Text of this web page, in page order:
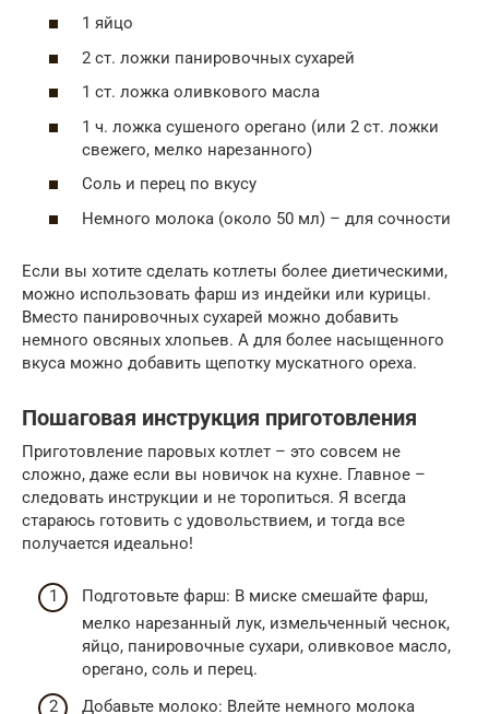
1 яйцо
2 ст. ложки панировочных сухарей
1 ст. ложка оливкового масла
1 ч. ложка сушеного орегано (или 2 ст. ложки
свежего, мелко нарезанного)
Соль и перец по вкусу
Немного молока (около 50 мл) – для сочности
Если вы хотите сделать котлеты более диетическими,
можно использовать фарш из индейки или курицы.
Вместо панировочных сухарей можно добавить
немного овсяных хлопьев. А для более насыщенного
вкуса можно добавить щепотку мускатного ореха.
Пошаговая инструкция приготовления
Приготовление паровых котлет – это совсем не
сложно, даже если вы новичок на кухне. Главное –
следовать инструкции и не торопиться. Я всегда
стараюсь готовить с удовольствием, и тогда все
получается идеально!
Подготовьте фарш: В миске смешайте фарш,
мелко нарезанный лук, измельченный чеснок,
яйцо, панировочные сухари, оливковое масло,
орегано, соль и перец.
Добавьте молоко: Влейте немного молока